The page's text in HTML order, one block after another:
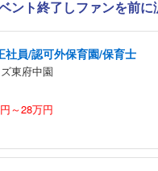
ント終了しファンを前に
社員/認可外保育園/保育士
東府中園
～28万円